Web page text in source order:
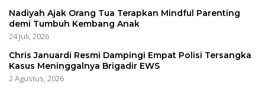
Nadiyah Ajak Orang Tua Terapkan Mindful Parenting
demi Tumbuh Kembang Anak
24 Juli, 2026
Chris Januardi Resmi Dampingi Empat Polisi Tersangka
Kasus Meninggalnya Brigadir EWS
2 Agustus, 2026